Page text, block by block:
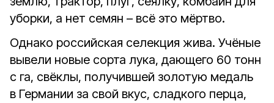
уборки, а нет семян – всё это мёртво.
Однако российская селекция жива. Учёные
вывели новые сорта лука, дающего 60 тонн
с га, свёклы, получившей золотую медаль
в Германии за свой вкус, сладкого перца,